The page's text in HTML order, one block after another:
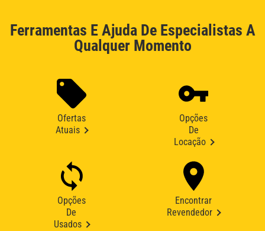
Ferramentas E Ajuda De Especialistas A
Qualquer Momento
Ofertas
Atuais
Opções
De
Locação
Opções
De
Usados
Encontrar
Revendedor